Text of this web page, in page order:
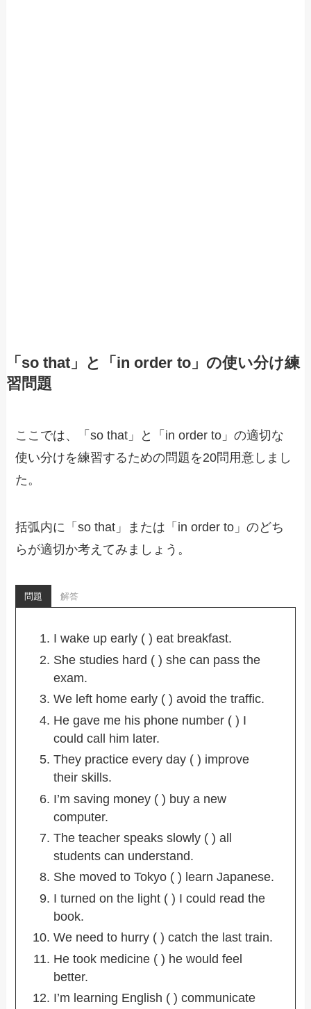
「so that」と「in order to」の使い分け練
習問題
ここでは、「so that」と「in order to」の適切な
使い分けを練習するための問題を20問用意しまし
た。
括弧内に「so that」または「in order to」のどち
らが適切か考えてみましょう。
問題 解答
I wake up early ( ) eat breakfast.
She studies hard ( ) she can pass the
exam.
We left home early ( ) avoid the traffic.
He gave me his phone number ( ) I
could call him later.
They practice every day ( ) improve
their skills.
I’m saving money ( ) buy a new
computer.
The teacher speaks slowly ( ) all
students can understand.
She moved to Tokyo ( ) learn Japanese.
I turned on the light ( ) I could read the
book.
We need to hurry ( ) catch the last train.
He took medicine ( ) he would feel
better.
I’m learning English ( ) communicate